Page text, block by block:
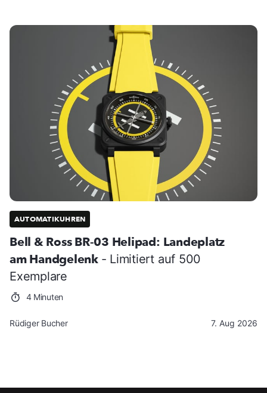
AUTOMATIKUHREN
Bell & Ross BR-03 Helipad: Landeplatz
am Handgelenk - Limitiert auf 500
Exemplare
4 Minuten
Rüdiger Bucher 7. Aug 2026